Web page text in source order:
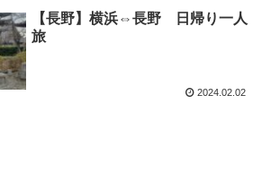
【長野】横浜⇔長野 日帰り一人
旅
2024.02.02